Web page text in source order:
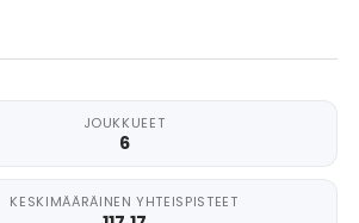
JOUKKUEET
6
KESKIMÄÄRÄINEN YHTEISPISTEET